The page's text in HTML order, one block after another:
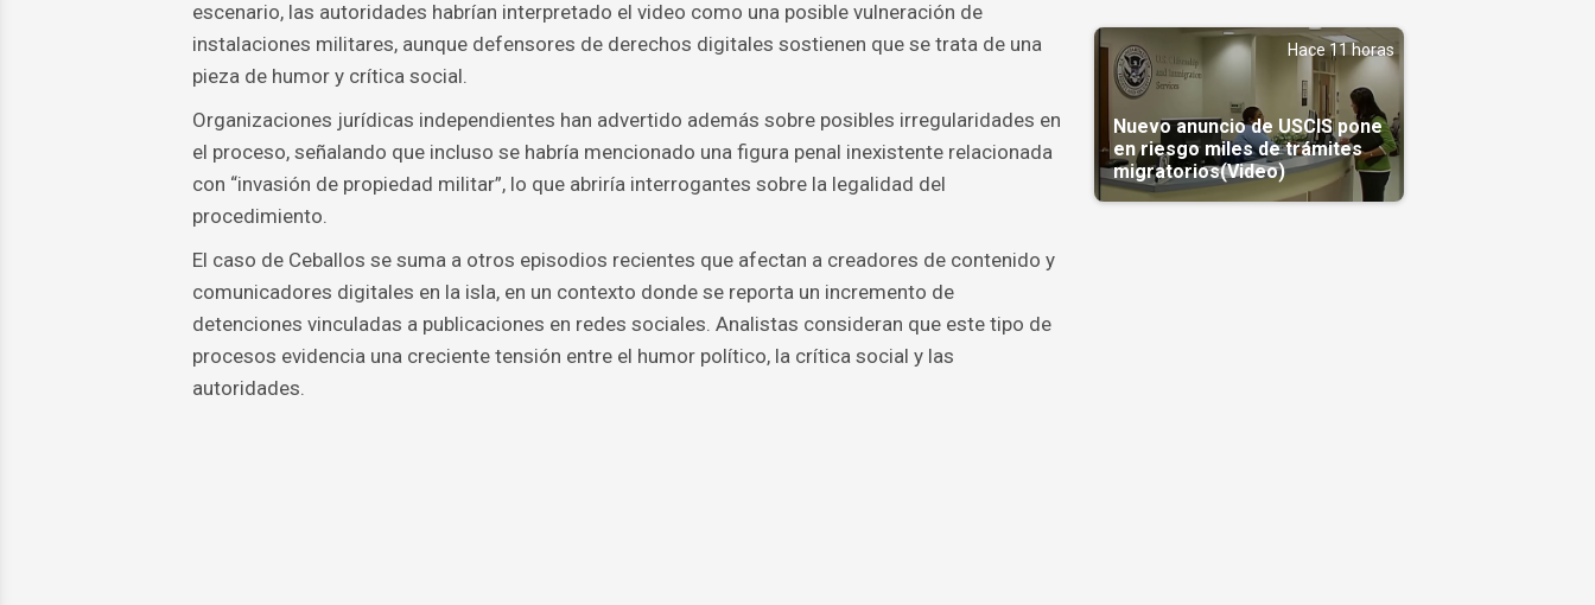
escenario, las autoridades habrían interpretado el video como una posible vulneración de
instalaciones militares, aunque defensores de derechos digitales sostienen que se trata de una
pieza de humor y crítica social.
Organizaciones jurídicas independientes han advertido además sobre posibles irregularidades en
el proceso, señalando que incluso se habría mencionado una figura penal inexistente relacionada
con “invasión de propiedad militar”, lo que abriría interrogantes sobre la legalidad del
procedimiento.
El caso de Ceballos se suma a otros episodios recientes que afectan a creadores de contenido y
comunicadores digitales en la isla, en un contexto donde se reporta un incremento de
detenciones vinculadas a publicaciones en redes sociales. Analistas consideran que este tipo de
procesos evidencia una creciente tensión entre el humor político, la crítica social y las
autoridades.
Hace 11 horas
Nuevo anuncio de USCIS pone
en riesgo miles de trámites
migratorios(Video)